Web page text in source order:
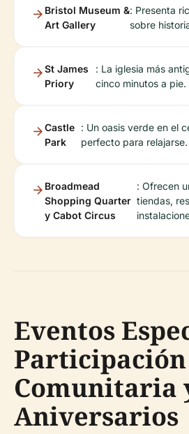
Bristol Museum &
Art Gallery
: Presenta
sobre
St James
Priory
: La iglesia más
cinco minutos a pie.
Castle
Park
: Un oasis verde en el
perfecto para relajarse.
Broadmead
Shopping Quarter
y Cabot Circus
: Ofrecen
tiendas,
Eventos
Participación
Comunitaria
Aniversarios